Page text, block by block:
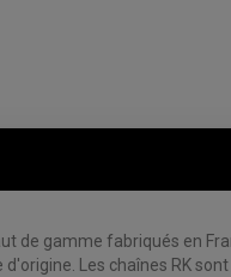
de gamme fabriqués en
Les chaînes RK